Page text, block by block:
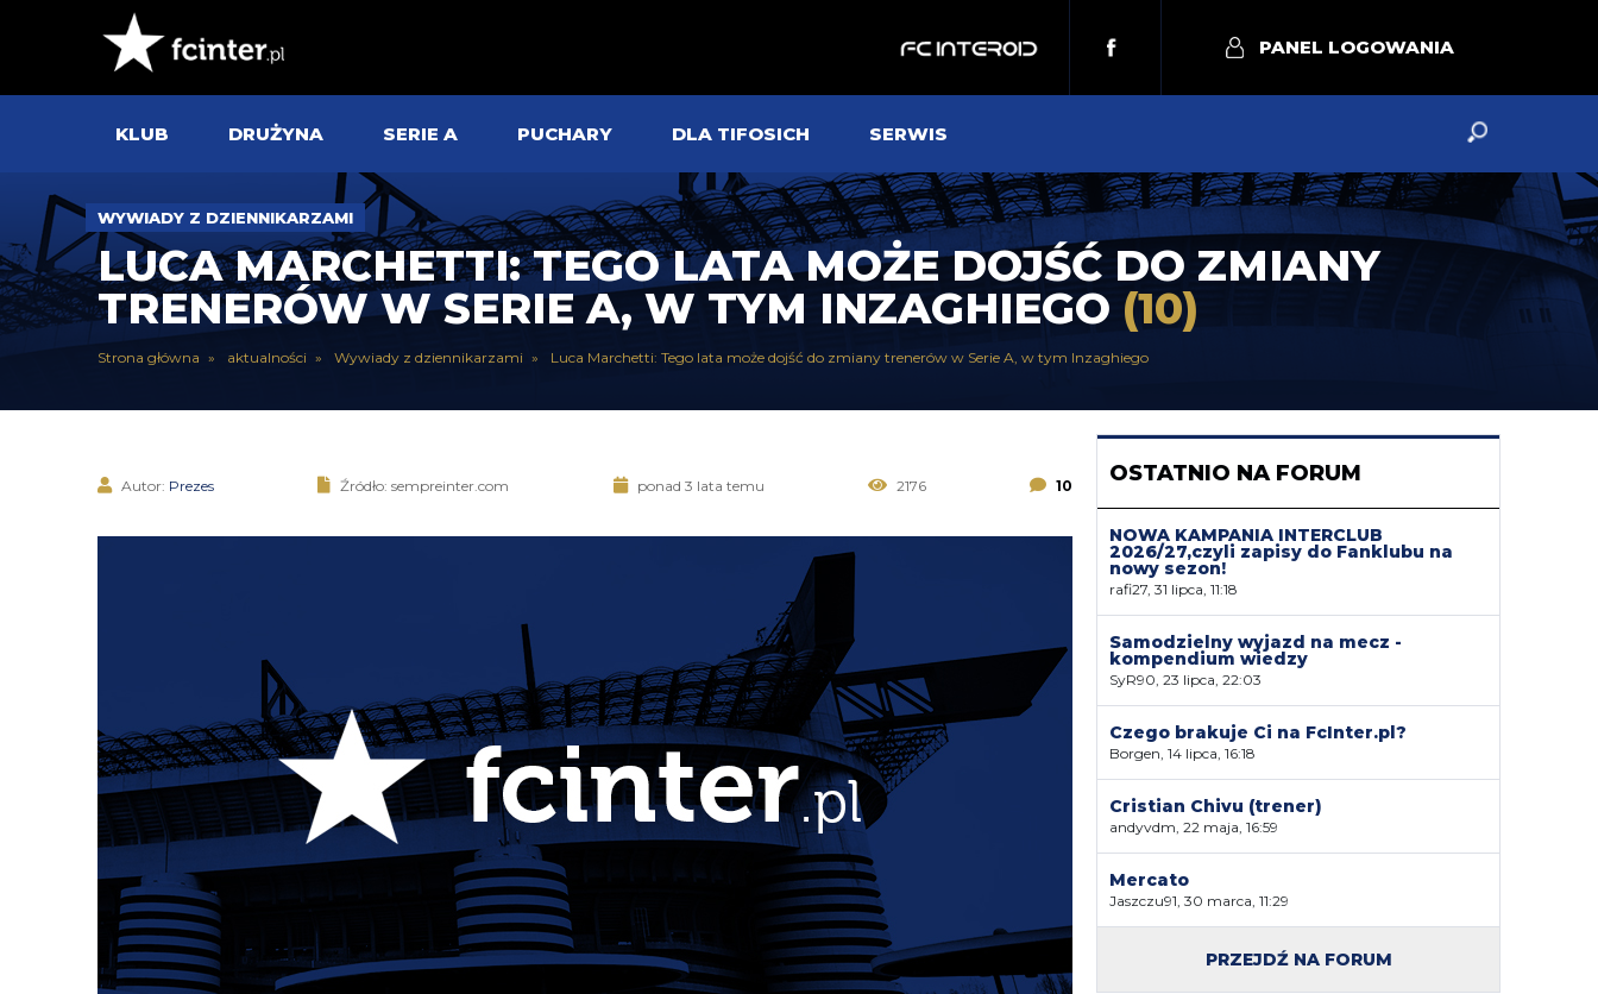
PANEL LOGOWANIA
KLUB DRUŻYNA SERIE A PUCHARY DLA TIFOSICH SERWIS
WYWIADY Z DZIENNIKARZAMI
LUCA MARCHETTI: TEGO LATA MOŻE DOJŚĆ DO ZMIANY
TRENERÓW W SERIE A, W TYM INZAGHIEGO (10)
Strona główna aktualności Wywiady z dziennikarzami Luca Marchetti: Tego lata może dojść do zmiany trenerów w Serie A, w tym Inzaghiego
Autor: Prezes Źródło: sempreinter.com ponad 3 lata temu 2176 10 OSTATNIO NA FORUM
NOWA KAMPANIA INTERCLUB
2026/27,czyli zapisy do Fanklubu na
nowy sezon!
rafi27, 31 lipca, 11:18
Samodzielny wyjazd na mecz -
kompendium wiedzy
SyR90, 23 lipca, 22:03
Czego brakuje Ci na FcInter.pl?
Borgen, 14 lipca, 16:18
Cristian Chivu (trener)
andyvdm, 22 maja, 16:59
Mercato
Jaszczu91, 30 marca, 11:29
PRZEJDŹ NA FORUM